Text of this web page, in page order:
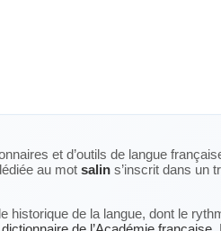
et d’outils de langue
au mot salin s’inscrit dans un
historique de la langue, dont le